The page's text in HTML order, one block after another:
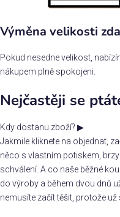
Výměna velikosti
Pokud nesedne velikost,
nákupem plně spokojeni.
Nejčastěji se
Kdy dostanu zboží? ▶
Jakmile kliknete na objednat,
něco s vlastním potiskem,
schválení. A co naše běžné
do výroby a během dvou dnů
nemusíte začít těšit, protože